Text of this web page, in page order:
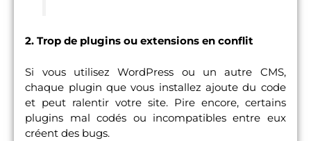
2. Trop de plugins ou extensions en conflit
Si vous utilisez WordPress ou un autre CMS,
chaque plugin que vous installez ajoute du code
et peut ralentir votre site. Pire encore, certains
plugins mal codés ou incompatibles entre eux
créent des bugs.